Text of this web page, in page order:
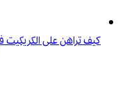
كيف تراهن على الكريكيت في